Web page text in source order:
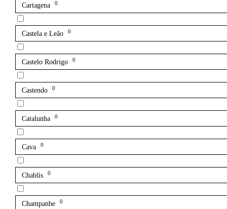
Cartagena 0
Castela e Leão 0
Castelo Rodrigo 0
Castendo 0
Catalunha 0
Cava 0
Chablis 0
Champanhe 0